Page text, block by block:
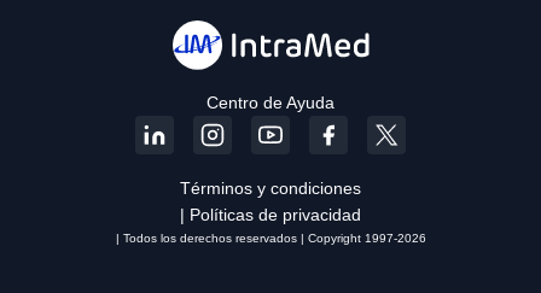
Centro de Ayuda
Términos y condiciones
| Políticas de privacidad
| Todos los derechos reservados | Copyright 1997-2026